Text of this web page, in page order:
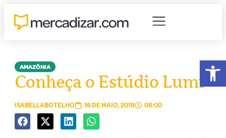
AMAZÔNIA
Conheça o Estúdio Lumi
ISABELLABOTELHO 16 DE MAIO, 2019 08:00